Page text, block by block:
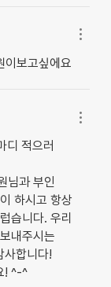
이보고싶에요
디 적으러
님과 부인
하시고 항상
습니다. 우리
내주시는
사합니다!
! ^-^